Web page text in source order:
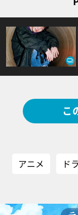
こ
アニメ ド